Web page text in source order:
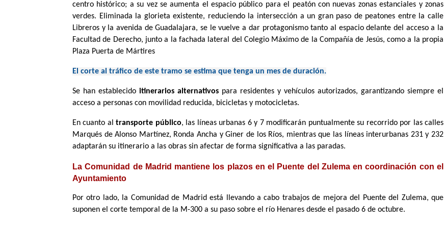
centro histórico; a su vez se aumenta el espacio público para el peatón con nuevas zonas estanciales y zonas
verdes. Eliminada la glorieta existente, reduciendo la intersección a un gran paso de peatones entre la calle
Libreros y la avenida de Guadalajara, se le vuelve a dar protagonismo tanto al espacio delante del acceso a la
Facultad de Derecho, junto a la fachada lateral del Colegio Máximo de la Compañía de Jesús, como a la propia
Plaza Puerta de Mártires
El corte al tráfico de este tramo se estima que tenga un mes de duración.
Se han establecido itinerarios alternativos para residentes y vehículos autorizados, garantizando siempre el
acceso a personas con movilidad reducida, bicicletas y motocicletas.
En cuanto altransporte público, las líneas urbanas 6 y 7 modificarán puntualmente su recorrido por las calles
Marqués de Alonso Martínez, Ronda Ancha y Giner de los Ríos, mientras que las líneas interurbanas 231 y 232
adaptarán su itinerario a las obras sin afectar de forma significativa a las paradas.
La Comunidad de Madrid mantiene los plazos en el Puente del Zulema en coordinación con el
Ayuntamiento
Por otro lado, la Comunidad de Madrid está llevando a cabo trabajos de mejora del Puente del Zulema, que
suponen el corte temporal de la M-300 a su paso sobre el río Henares desde el pasado 6 de octubre.